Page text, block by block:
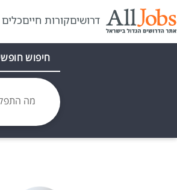
דרושיםקורות חייםכלים
חיפוש
מה